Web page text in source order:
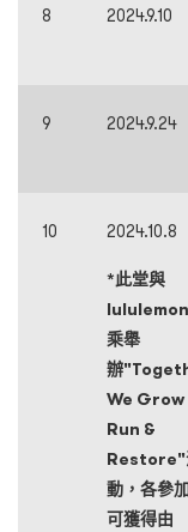
8 2024.9.10
9 2024.9.24
10 2024.10.8
*此堂與
乘舉
辦
We Grow
Run &
Restore"
動，各參
可獲得由